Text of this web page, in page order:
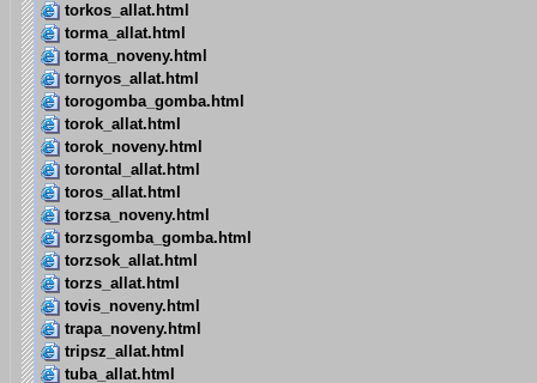
torkos_allat.html
torma_allat.html
torma_noveny.html
tornyos_allat.html
torogomba_gomba.html
torok_allat.html
torok_noveny.html
torontal_allat.html
toros_allat.html
torzsa_noveny.html
torzsgomba_gomba.html
torzsok_allat.html
torzs_allat.html
tovis_noveny.html
trapa_noveny.html
tripsz_allat.html
tuba_allat.html